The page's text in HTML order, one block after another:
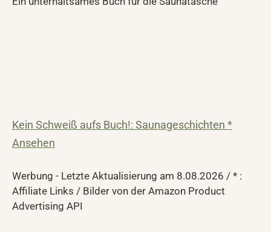
Kein Schweiß aufs Buch!: Saunageschichten *
Ansehen
Werbung - Letzte Aktualisierung am 8.08.2026 / * :
Affiliate Links / Bilder von der Amazon Product
Advertising API